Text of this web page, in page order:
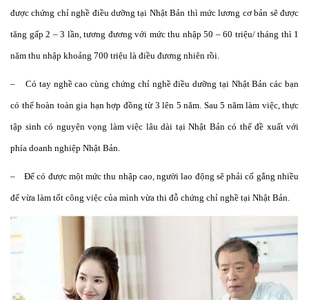
được chứng chỉ nghề điều dưỡng tại Nhật Bản thì mức lương cơ bản sẽ được
tăng gấp 2 – 3 lần, tương đương với mức thu nhập 50 – 60 triệu/ tháng thì 1
năm thu nhập khoảng 700 triệu là điều đương nhiên rồi.
– Có tay nghề cao cùng chứng chỉ nghề điều dưỡng tại Nhật Bản các bạn
có thể hoàn toàn gia hạn hợp đồng từ 3 lên 5 năm. Sau 5 năm làm việc, thực
tập sinh có nguyện vọng làm việc lâu dài tại Nhật Bản có thể đề xuất với
phía doanh nghiệp Nhật Bản.
– Để có được một mức thu nhập cao, người lao động sẽ phải cố gắng nhiều
để vừa làm tốt công việc của mình vừa thi đỗ chứng chỉ nghề tại Nhật Bản.